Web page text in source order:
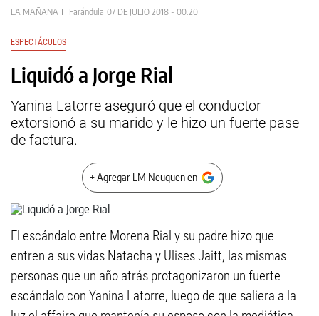
LA MAÑANA Farándula 07 DE JULIO 2018 - 00:20
ESPECTÁCULOS
Liquidó a Jorge Rial
Yanina Latorre aseguró que el conductor
extorsionó a su marido y le hizo un fuerte pase
de factura.
+ Agregar LM Neuquen en
El escándalo entre Morena Rial y su padre hizo que
entren a sus vidas Natacha y Ulises Jaitt, las mismas
personas que un año atrás protagonizaron un fuerte
escándalo con Yanina Latorre, luego de que saliera a la